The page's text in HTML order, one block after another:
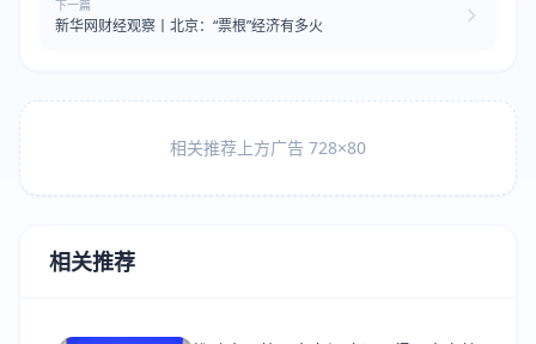
下一篇
新华网财经观察丨北京：“票根”经济有多火
相关推荐上方广告 728×80
相关推荐